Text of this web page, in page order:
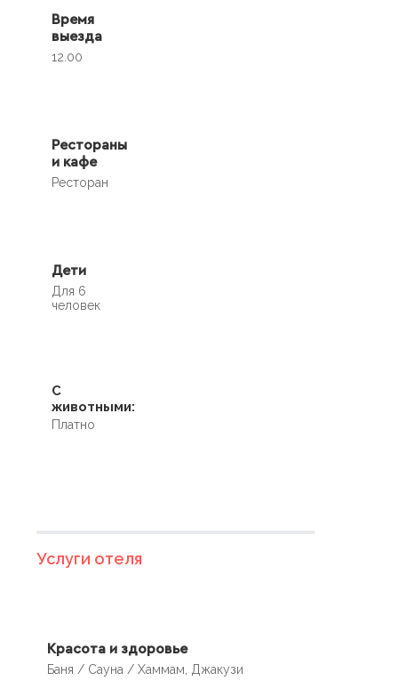
Время
выезда
12.00
Рестораны
и кафе
Ресторан
Дети
Для 6
человек
С
животными:
Платно
Услуги отеля
Красота и здоровье
Баня / Сауна / Хаммам, Джакузи